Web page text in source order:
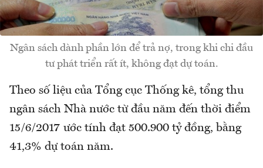
Ngân sách dành phần lớn để trả nợ, trong khi chi đầu
tư phát triển rất ít, không đạt dự toán.
Theo số liệu của Tổng cục Thống kê, tổng thu
ngân sách Nhà nước từ đầu năm đến thời điểm
15/6/2017 ước tính đạt 500.900 tỷ đồng, bằng
41,3% dự toán năm.